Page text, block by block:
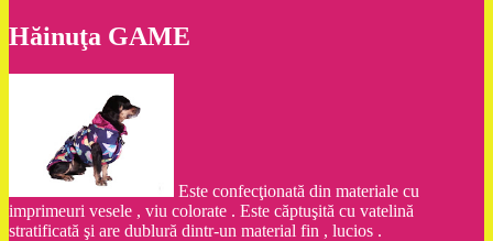
Hăinuţa GAME
Este confecţionată din materiale cu
imprimeuri vesele , viu colorate . Este căptuşită cu vatelină
stratificată şi are dublură dintr-un material fin , lucios .